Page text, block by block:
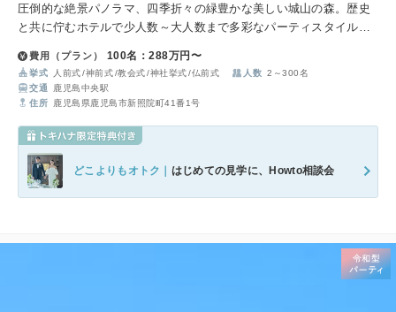
圧倒的な絶景パノラマ、四季折々の緑豊かな美しい城山の森。歴史
と共に佇むホテルで少人数～大人数まで多彩なパーティスタイルで
費用（プラン） 100名：288万円〜
挙式 人前式 神前式 教会式 神社挙式 仏前式 人数 2～300名
交通
鹿児島中央駅
住所
鹿児島県鹿児島市新照院町41番1号
どこよりもオトク｜ はじめての見学に、Howto相談会